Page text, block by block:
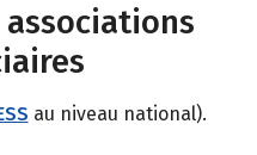
associations
au niveau national).